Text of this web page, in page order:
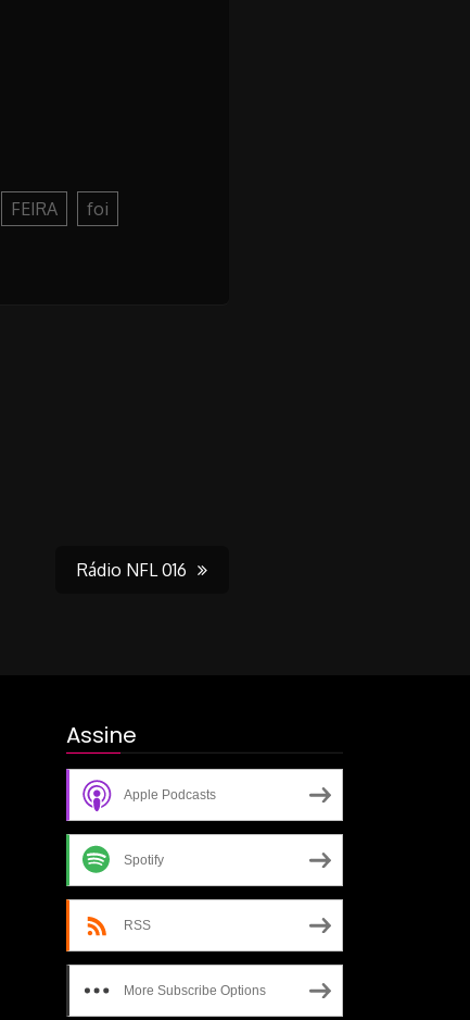
FEIRA
foi
Rádio NFL 016
Assine
Apple Podcasts
Spotify
RSS
More Subscribe Options